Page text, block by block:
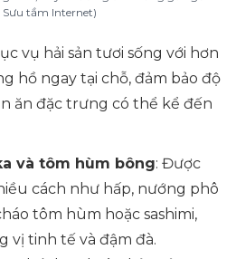
Sưu tầm Internet)
vụ hải sản tươi sống với hơn
hồ ngay tại chỗ, đảm bảo độ
ăn đặc trưng có thể kể đến
và tôm hùm bông: Được
cách như hấp, nướng phô
tôm hùm hoặc sashimi,
vị tinh tế và đậm đà.